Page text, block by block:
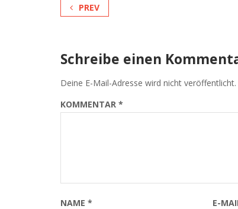
PREV
Schreibe einen
Deine E-Mail-Adresse wird nicht veröffentlicht.
KOMMENTAR *
NAME * E-